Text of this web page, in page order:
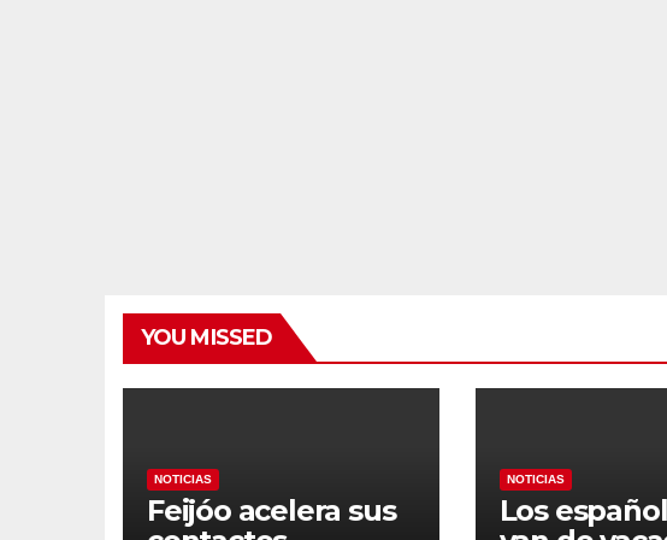
YOU MISSED
NOTICIAS
Feijóo acelera sus
NOTICIAS
Los